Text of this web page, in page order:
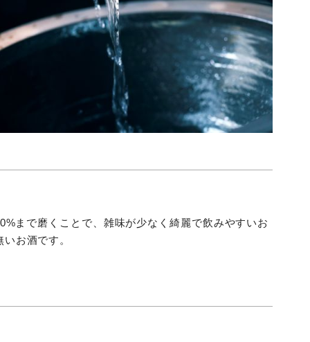
まで磨くことで、雑味が少なく綺麗で飲みやすいお
お酒です。